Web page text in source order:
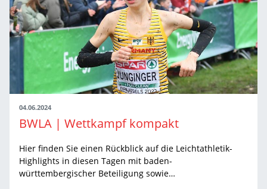
04.06.2024
BWLA | Wettkampf kompakt
Hier finden Sie einen Rückblick auf die Leichtathletik-
Highlights in diesen Tagen mit baden-
württembergischer Beteiligung sowie…